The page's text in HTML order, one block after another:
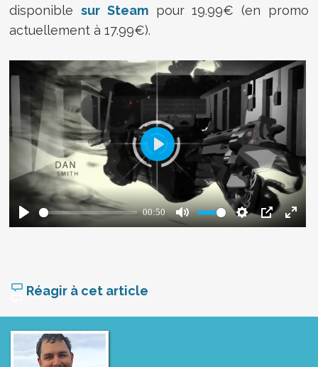
disponiblesur Steampour 19.99€ (en promo
actuellement à 17.99€).
Réagir à cet article